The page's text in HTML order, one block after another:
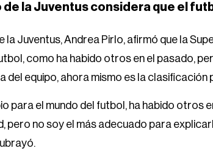
de la Juventus considera que el
la Juventus, Andrea Pirlo, afirmó que la
como ha habido otros en el pasado,
del equipo, ahora mismo es la
para el mundo del futbol, ​​ha habido otros
pero no soy el más adecuado para